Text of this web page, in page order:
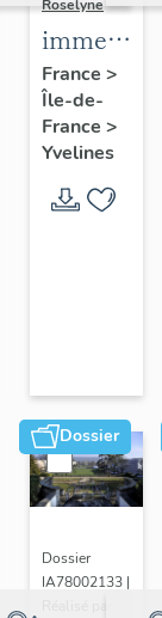
Roselyne
maisons,
fermes
France >
Île-de-
France >
Yvelines
Dossier
Dossier
IA78002133 |